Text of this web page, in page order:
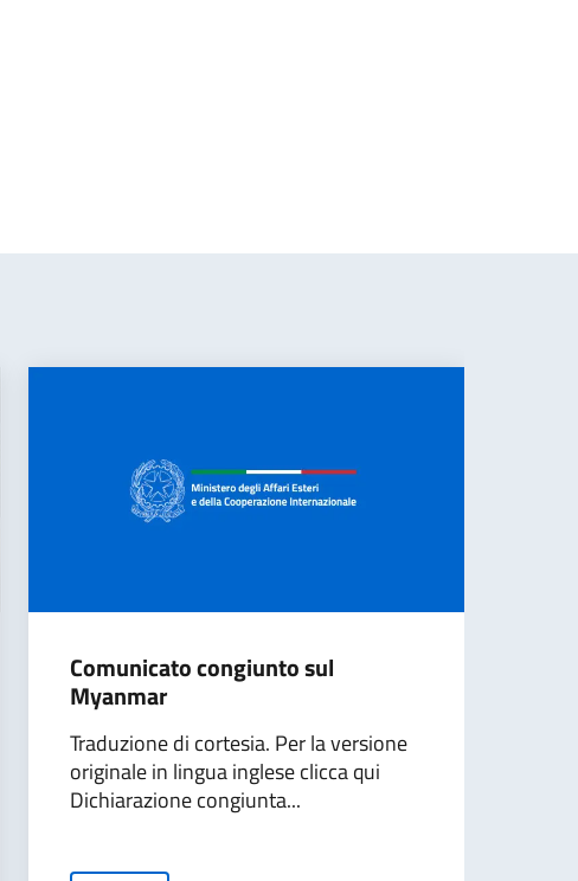
Comunicato congiunto sul
Myanmar
Traduzione di cortesia. Per la versione
originale in lingua inglese clicca qui
Dichiarazione congiunta...